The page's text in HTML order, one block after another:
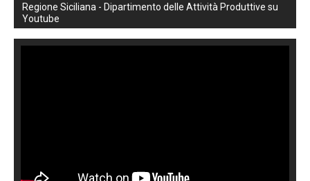
Regione Siciliana - Dipartimento delle Attività Produttive su
Youtube